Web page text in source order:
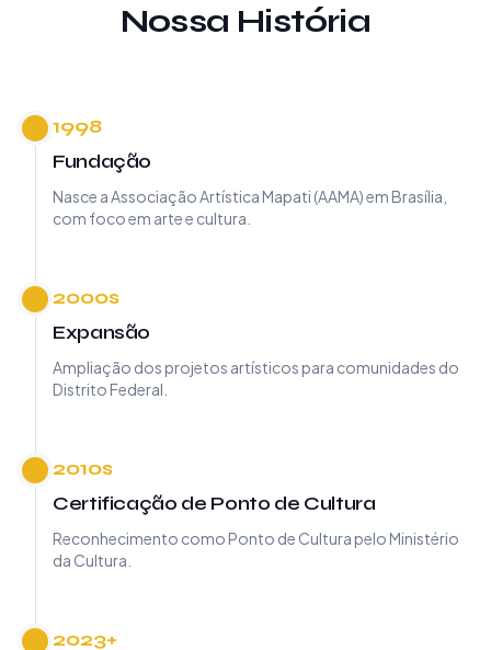
Nossa História
1998
Fundação
Nasce a Associação Artística Mapati (AAMA) em Brasília,
com foco em arte e cultura.
2000s
Expansão
Ampliação dos projetos artísticos para comunidades do
Distrito Federal.
2010s
Certificação de Ponto de Cultura
Reconhecimento como Ponto de Cultura pelo Ministério
da Cultura.
2023+